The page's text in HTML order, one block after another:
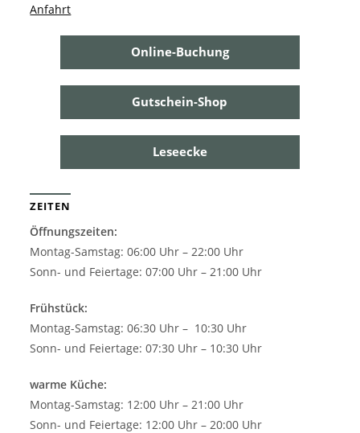
Anfahrt
Online-Buchung
Gutschein-Shop
Leseecke
ZEITEN
Öffnungszeiten:
Montag-Samstag: 06:00 Uhr – 22:00 Uhr
Sonn- und Feiertage: 07:00 Uhr – 21:00 Uhr
Frühstück:
Montag-Samstag: 06:30 Uhr – 10:30 Uhr
Sonn- und Feiertage: 07:30 Uhr – 10:30 Uhr
warme Küche:
Montag-Samstag: 12:00 Uhr – 21:00 Uhr
Sonn- und Feiertage: 12:00 Uhr – 20:00 Uhr